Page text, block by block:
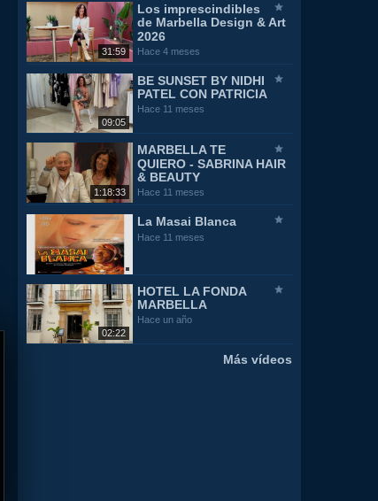
31:59
Los imprescindibles
de Marbella Design & Art
2026
Hace 4 meses
09:05
BE SUNSET BY NIDHI
PATEL CON PATRICIA
Hace 11 meses
1:18:33
MARBELLA TE
QUIERO - SABRINA HAIR
& BEAUTY
Hace 11 meses
La Masai Blanca
Hace 11 meses
02:22
HOTEL LA FONDA
MARBELLA
Hace un año
Más vídeos